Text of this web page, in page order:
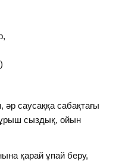
әр саусаққа сабақтағы
сыздық, ойын
қарай ұпай беру,